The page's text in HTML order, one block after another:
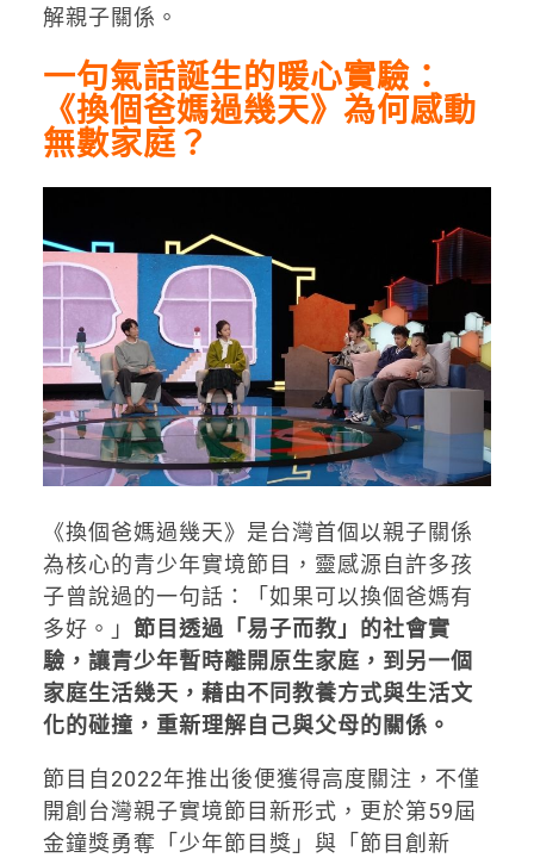
解親子關係。
一句氣話誕生的暖心實驗：
《換個爸媽過幾天》為何感動
無數家庭？
《換個爸媽過幾天》是台灣首個以親子關係
為核心的青少年實境節目，靈感源自許多孩
子曾說過的一句話：「如果可以換個爸媽有
多好。」 節目透過「易子而教」的社會實
驗，讓青少年暫時離開原生家庭，到另一個
家庭生活幾天，藉由不同教養方式與生活文
化的碰撞，重新理解自己與父母的關係。
節目自2022年推出後便獲得高度關注，不僅
開創台灣親子實境節目新形式，更於第59屆
金鐘獎勇奪「少年節目獎」與「節目創新